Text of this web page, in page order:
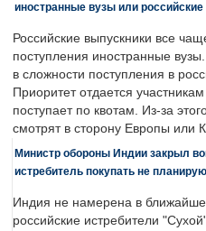
иностранные вузы или
Российские выпускники все
поступления иностранные
в сложности поступления в
Приоритет отдается
поступает по квотам. Из-за
смотрят в сторону Европы или
Министр обороны Индии закрыл
истребитель покупать не
Индия не намерена в
российские истребители